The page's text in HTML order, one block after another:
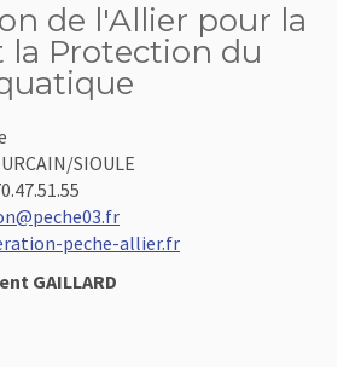
de l'Allier pour la
la Protection du
SIOULE
peche-allier.fr
GAILLARD